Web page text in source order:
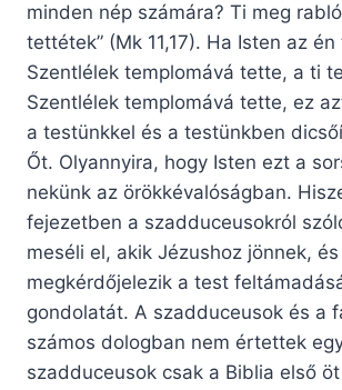
minden nép számára? Ti meg
tettétek” (Mk 11,17). Ha Isten az
Szentlélek templomává tette, a ti
Szentlélek templomává tette, ez
a testünkkel és a testünkben
Őt. Olyannyira, hogy Isten ezt a
nekünk az örökkévalóságban.
fejezetben a szadduceusokról
meséli el, akik Jézushoz jönnek, és
megkérdőjelezik a test
gondolatát. A szadduceusok és a
számos dologban nem értettek
szadduceusok csak a Biblia első